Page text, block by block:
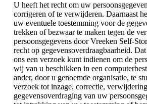
U heeft het recht om uw
corrigeren of te verwijderen. Daarnaast
uw eventuele toestemming voor de
trekken of bezwaar te maken tegen de
persoonsgegevens door Vreeken Self-
recht op gegevensoverdraagbaarheid.
ons een verzoek kunt indienen om de
wij van u beschikken in een
ander, door u genoemde organisatie, te
verzoek tot inzage, correctie,
gegevensoverdraging van uw